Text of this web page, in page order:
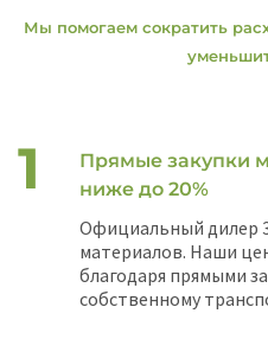
Мы помогаем сократить
Прямые закупки
ниже до 20%
Официальный дилер
материалов. Наши
благодаря прямыми
собственному